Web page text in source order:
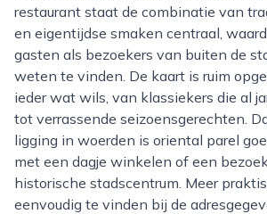
restaurant staat de combinatie van
en eigentijdse smaken centraal,
gasten als bezoekers van buiten de
weten te vinden. De kaart is ruim
ieder wat wils, van klassiekers die al
tot verrassende seizoensgerechten.
ligging in woerden is oriental parel
met een dagje winkelen of een
historische stadscentrum. Meer
eenvoudig te vinden bij de